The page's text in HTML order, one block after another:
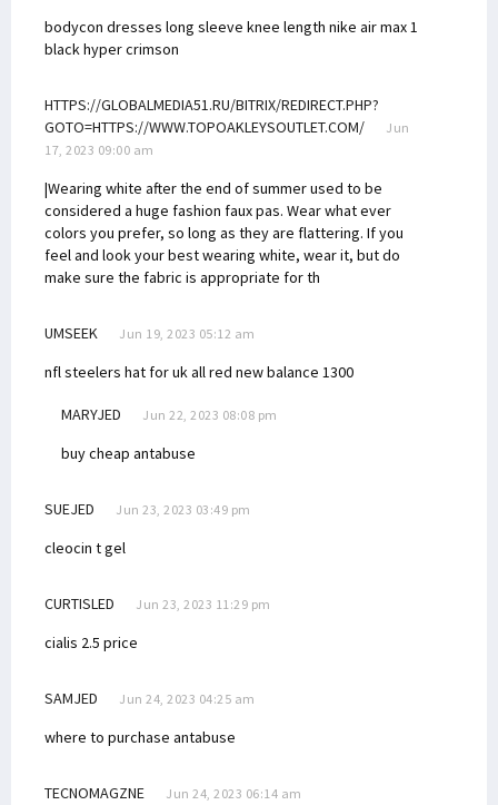
bodycon dresses long sleeve knee length nike air max 1
black hyper crimson
HTTPS://GLOBALMEDIA51.RU/BITRIX/REDIRECT.PHP?
GOTO=HTTPS://WWW.TOPOAKLEYSOUTLET.COM/
Jun
17, 2023 09:00 am
|Wearing white after the end of summer used to be
considered a huge fashion faux pas. Wear what ever
colors you prefer, so long as they are flattering. If you
feel and look your best wearing white, wear it, but do
make sure the fabric is appropriate for th
UMSEEK Jun 19, 2023 05:12 am
nfl steelers hat for ukall red new balance 1300
MARYJED Jun 22, 2023 08:08 pm
buy cheap antabuse
SUEJED Jun 23, 2023 03:49 pm
cleocin t gel
CURTISLED Jun 23, 2023 11:29 pm
cialis 2.5 price
SAMJED Jun 24, 2023 04:25 am
where to purchase antabuse
TECNOMAGZNE Jun 24, 2023 06:14 am